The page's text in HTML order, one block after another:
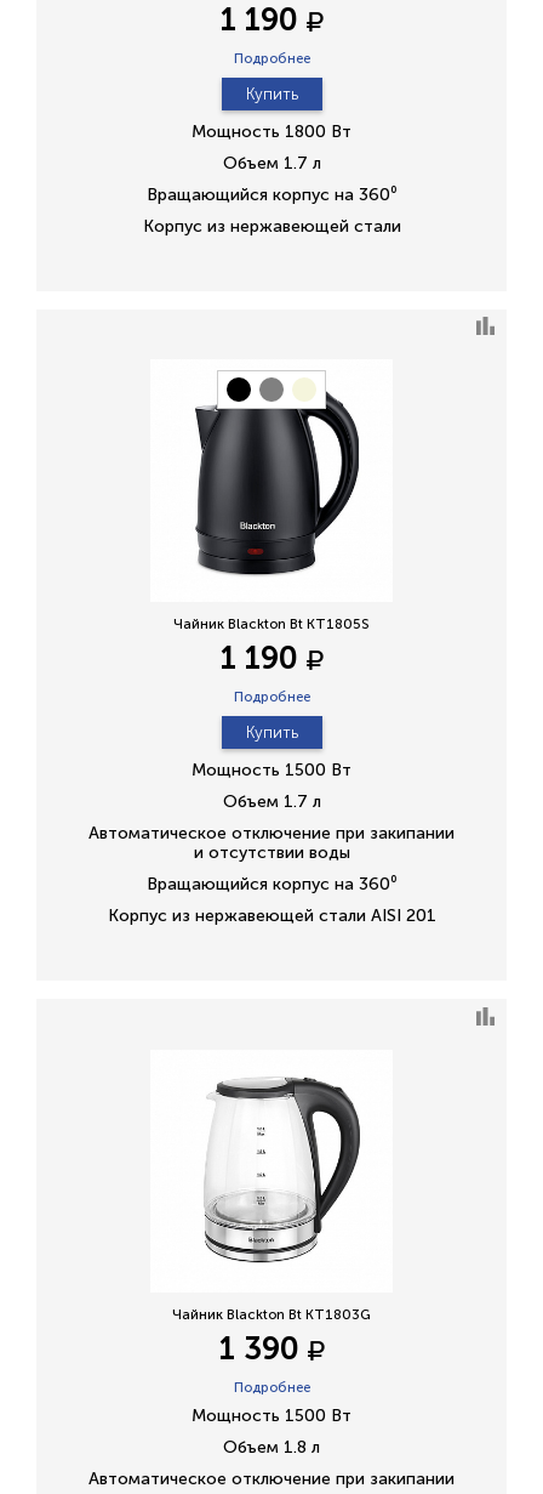
1 190
Подробнее
Купить
Мощность 1800 Вт
Объем 1.7 л
Вращающийся корпус на 360⁰
Корпус из нержавеющей стали
Чайник Blackton Bt KT1805S
1 190
Подробнее
Купить
Мощность 1500 Вт
Объем 1.7 л
Автоматическое отключение при закипании
и отсутствии воды
Вращающийся корпус на 360⁰
Корпус из нержавеющей стали AISI 201
Чайник Blackton Bt KT1803G
1 390
Подробнее
Мощность 1500 Вт
Объем 1.8 л
Автоматическое отключение при закипании